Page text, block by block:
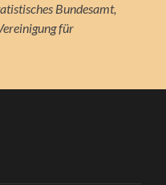
Bundesamt,
für